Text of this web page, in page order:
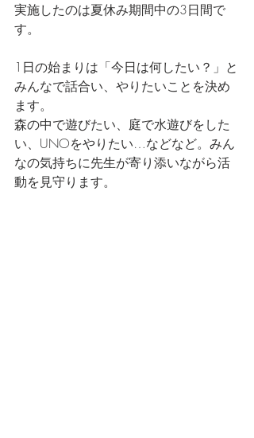
実施したのは夏休み期間中の3日間で
す。
1日の始まりは「今日は何したい？」と
みんなで話合い、やりたいことを決め
ます。
森の中で遊びたい、庭で水遊びをした
い、UNOをやりたい…などなど。みん
なの気持ちに先生が寄り添いながら活
動を見守ります。